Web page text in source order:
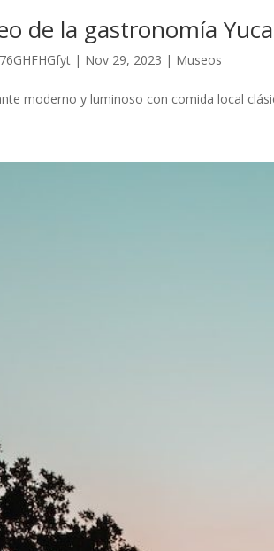
de la gastronomía
| Nov 29, 2023 | Museos
moderno y luminoso con comida local